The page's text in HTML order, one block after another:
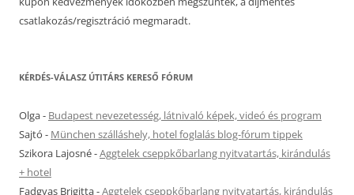
csatlakozás/regisztráció megmaradt.
KÉRDÉS-VÁLASZ ÚTITÁRS KERESŐ FÓRUM
Olga- Budapest nevezetesség, látnivaló képek, videó és program
Sajtó - München szálláshely, hotel foglalás blog-fórum tippek
Szikora Lajosné-Aggtelek cseppkőbarlang nyitvatartás, kirándulás
+ hotel
Fadgyas Brigitta-Aggtelek cseppkőbarlang nyitvatartás, kirándulás